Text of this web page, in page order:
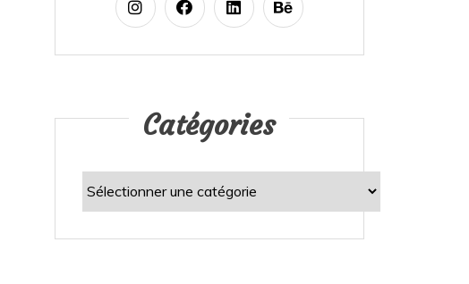
Catégories